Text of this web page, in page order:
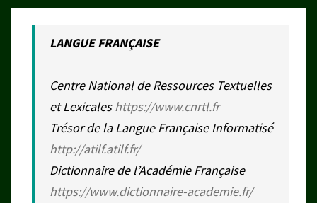
LANGUE FRANÇAISE
Centre National de Ressources Textuelles
et Lexicaleshttps://www.cnrtl.fr
Trésor de la Langue Française Informatisé
http://atilf.atilf.fr/
Dictionnaire de l’Académie Française
https://www.dictionnaire-academie.fr/